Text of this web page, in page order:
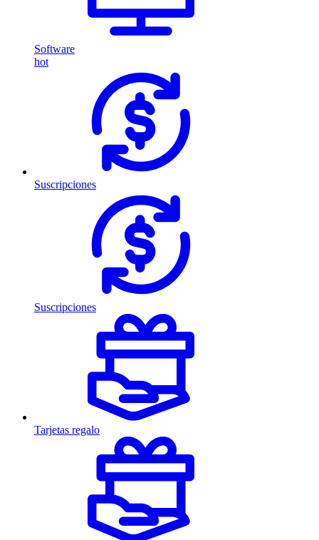
Software
hot
Suscripciones
Suscripciones
Tarjetas regalo